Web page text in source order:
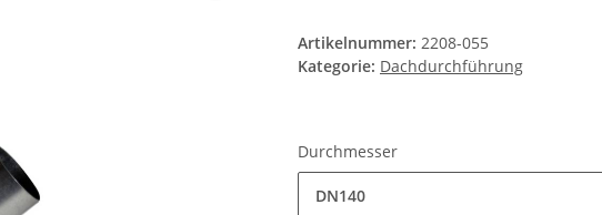
Artikelnummer: 2208-055
Kategorie: Dachdurchführung
Durchmesser
DN140